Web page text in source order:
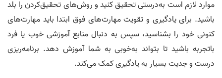
موارد لازم است به‌درستی تحقیق کنید و روش‌های تحقیق‌کردن را بلد
باشید. برای یادگیری و تقویت مهارت‌های فوق ابتدا باید مهارت‌های
کنونی خود را بشناسید، سپس به دنبال منابع آموزشی خوب یا فرد
باتجربه باشید تا بتواند به‌خوبی به شما آموزش دهد. برنامه‌ریزی
درست و جدیت بسیار به یادگیری کمک می‌کند.